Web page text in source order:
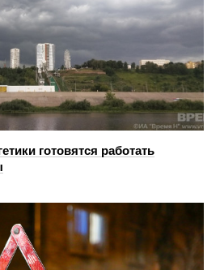
готовятся работать